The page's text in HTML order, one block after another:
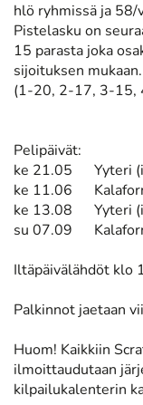
hlö ryhmissä ja
Pistelasku on
15 parasta joka
sijoituksen mukaan.
(1-20, 2-17, 3-15,
Pelipäivät:
ke 21.05 Yyteri
ke 11.06
ke 13.08 Yyteri
su 07.09
Iltäpäivälähdöt klo
Palkinnot jaetaan
Huom! Kaikkiin
ilmoittaudutaan
kilpailukalenterin